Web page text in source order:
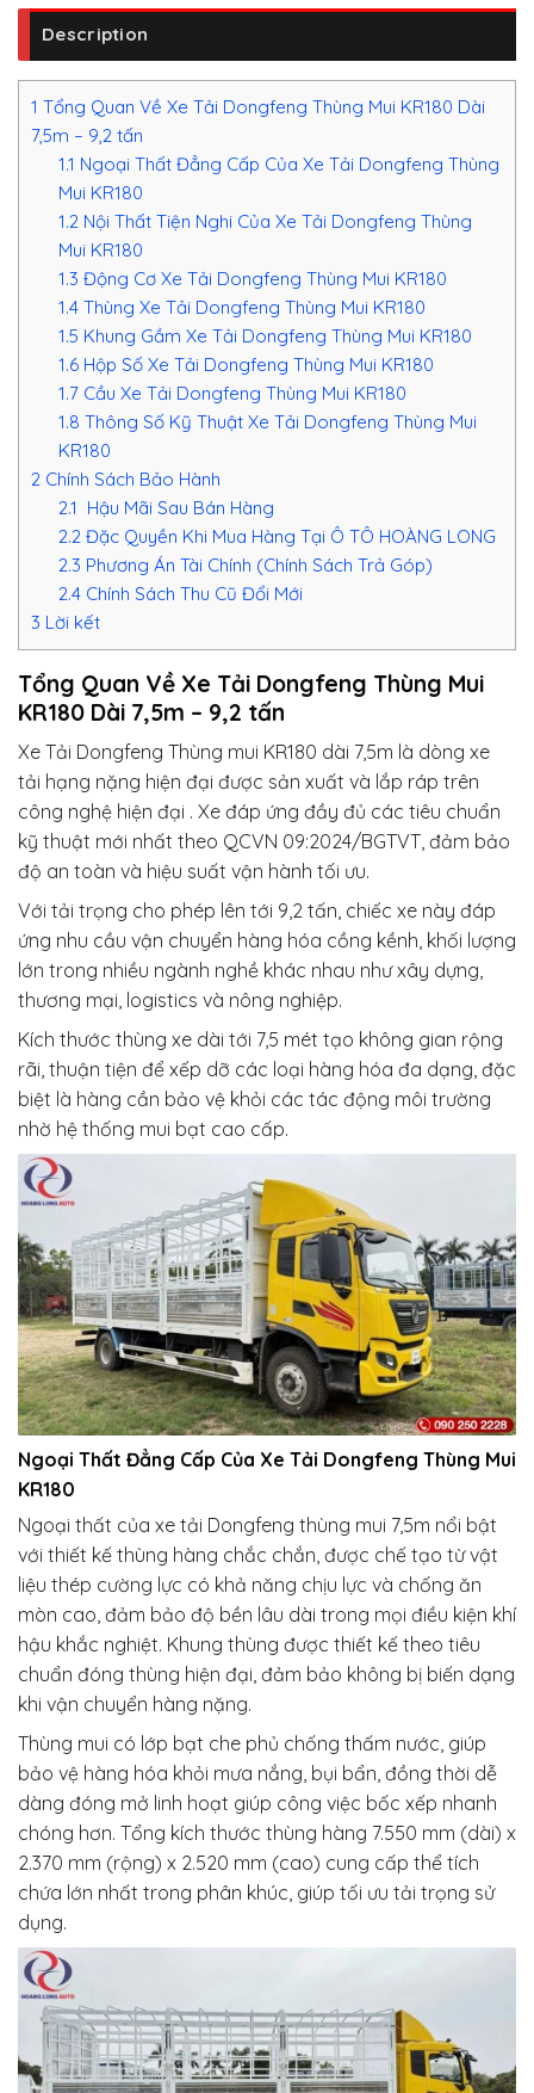
Description
1 Tổng Quan Về Xe Tải Dongfeng Thùng Mui KR180 Dài
7,5m – 9,2 tấn
1.1 Ngoại Thất Đẳng Cấp Của Xe Tải Dongfeng Thùng
Mui KR180
1.2Nội Thất Tiện Nghi Của Xe Tải Dongfeng Thùng
Mui KR180
1.3 Động Cơ Xe Tải Dongfeng Thùng Mui KR180
1.4Thùng Xe Tải Dongfeng Thùng Mui KR180
1.5 Khung Gầm Xe Tải Dongfeng Thùng Mui KR180
1.6Hộp Số Xe Tải Dongfeng Thùng Mui KR180
1.7Cầu Xe Tải Dongfeng Thùng Mui KR180
1.8 Thông Số Kỹ Thuật Xe Tải Dongfeng Thùng Mui
KR180
2 Chính Sách Bảo Hành
2.1 Hậu Mãi Sau Bán Hàng
2.2Đặc Quyền Khi Mua Hàng Tại Ô TÔ HOÀNG LONG
2.3 Phương Án Tài Chính (Chính Sách Trả Góp)
2.4Chính Sách Thu Cũ Đổi Mới
3 Lời kết
Tổng Quan Về Xe Tải Dongfeng Thùng Mui
KR180 Dài 7,5m – 9,2 tấn
Xe Tải Dongfeng Thùng mui KR180 dài 7,5m là dòng xe
tải hạng nặng hiện đại được sản xuất và lắp ráp trên
công nghệ hiện đại . Xe đáp ứng đầy đủ các tiêu chuẩn
kỹ thuật mới nhất theo QCVN 09:2024/BGTVT, đảm bảo
độ an toàn và hiệu suất vận hành tối ưu.
Với tải trọng cho phép lên tới 9,2 tấn, chiếc xe này đáp
ứng nhu cầu vận chuyển hàng hóa cồng kềnh, khối lượng
lớn trong nhiều ngành nghề khác nhau như xây dựng,
thương mại, logistics và nông nghiệp.
Kích thước thùng xe dài tới 7,5 mét tạo không gian rộng
rãi, thuận tiện để xếp dỡ các loại hàng hóa đa dạng, đặc
biệt là hàng cần bảo vệ khỏi các tác động môi trường
nhờ hệ thống mui bạt cao cấp.
Ngoại Thất Đẳng Cấp Của Xe Tải Dongfeng Thùng Mui
KR180
Ngoại thất của xe tải Dongfeng thùng mui 7,5m nổi bật
với thiết kế thùng hàng chắc chắn, được chế tạo từ vật
liệu thép cường lực có khả năng chịu lực và chống ăn
mòn cao, đảm bảo độ bền lâu dài trong mọi điều kiện khí
hậu khắc nghiệt. Khung thùng được thiết kế theo tiêu
chuẩn đóng thùng hiện đại, đảm bảo không bị biến dạng
khi vận chuyển hàng nặng.
Thùng mui có lớp bạt che phủ chống thấm nước, giúp
bảo vệ hàng hóa khỏi mưa nắng, bụi bẩn, đồng thời dễ
dàng đóng mở linh hoạt giúp công việc bốc xếp nhanh
chóng hơn. Tổng kích thước thùng hàng 7.550 mm (dài) x
2.370 mm (rộng) x 2.520 mm (cao) cung cấp thể tích
chứa lớn nhất trong phân khúc, giúp tối ưu tải trọng sử
dụng.